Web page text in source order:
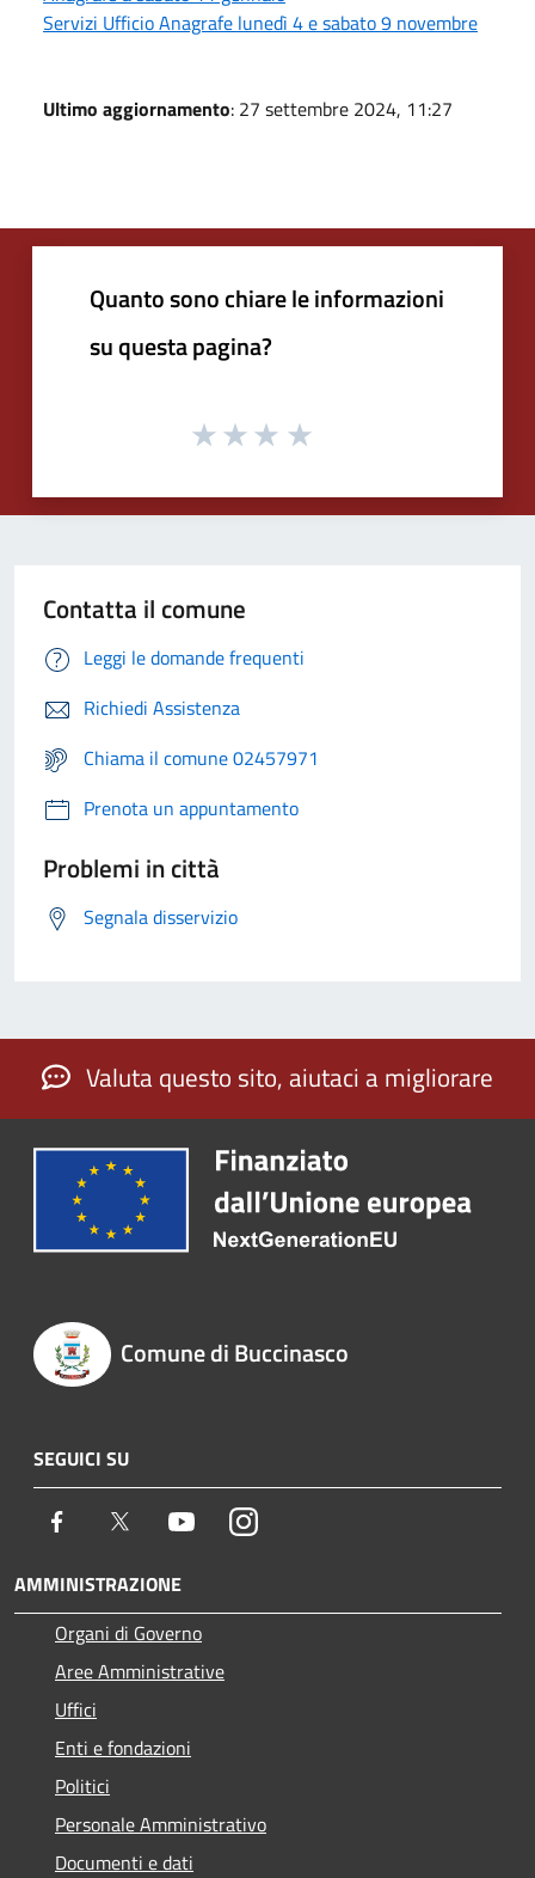
Servizi Ufficio Anagrafe lunedì 4 e sabato 9 novembre
Ultimo aggiornamento: 27 settembre 2024, 11:27
Quanto sono chiare le informazioni
su questa pagina?
Contatta il comune
Leggi le domande frequenti
Richiedi Assistenza
Chiama il comune 02457971
Prenota un appuntamento
Problemi in città
Segnala disservizio
Valuta questo sito, aiutaci a migliorare
Comune di Buccinasco
SEGUICI SU
Facebook Twitter YoutubeInstagram
AMMINISTRAZIONE
Organi di Governo
Aree Amministrative
Uffici
Enti e fondazioni
Politici
Personale Amministrativo
Documenti e dati